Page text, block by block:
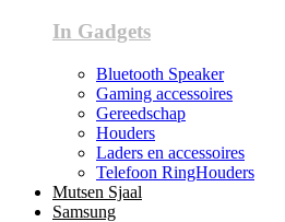
In Gadgets
Bluetooth Speaker
Gaming accessoires
Gereedschap
Houders
Laders en accessoires
Telefoon RingHouders
Mutsen Sjaal
Samsung